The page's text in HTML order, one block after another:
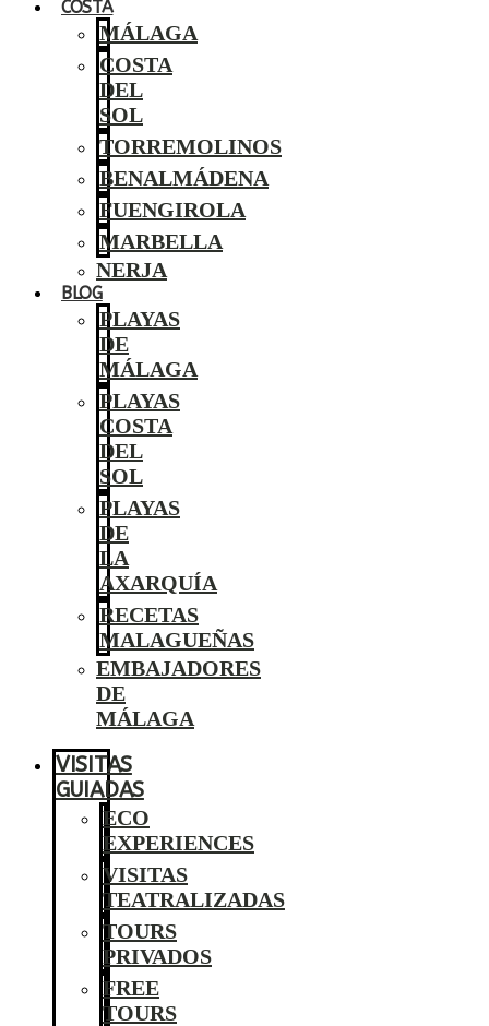
COSTA
MÁLAGA
COSTA
DEL
SOL
TORREMOLINOS
BENALMÁDENA
FUENGIROLA
MARBELLA
NERJA
BLOG
PLAYAS
DE
MÁLAGA
PLAYAS
COSTA
DEL
SOL
PLAYAS
DE
LA
AXARQUÍA
RECETAS
MALAGUEÑAS
EMBAJADORES
DE
MÁLAGA
VISITAS
GUIADAS
ECO
EXPERIENCES
VISITAS
TEATRALIZADAS
TOURS
PRIVADOS
FREE
TOURS